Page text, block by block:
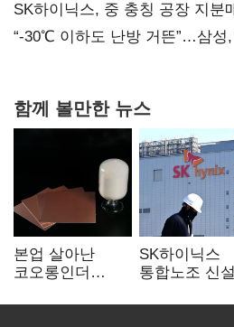
불만 확산
SK하이닉스, 중 충칭 공장 지분
없어”
“-30℃ 이하도 난방 거뜬”…삼성
함께 볼만한 뉴스
본업 살아난
코오롱인더
배터리 소재로
SK하이닉스
통합노조 신설
성과급 불만